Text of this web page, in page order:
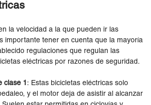
la velocidad a la que pueden ir las
importante tener en cuenta que la mayoría
regulaciones que regulan las
eléctricas por razones de seguridad.
clase 1 : Estas bicicletas eléctricas solo
y el motor deja de asistir al alcanzar